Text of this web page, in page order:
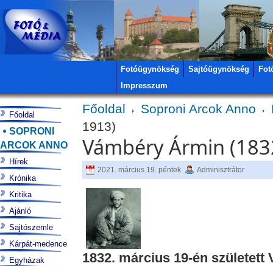
Fotóügynökség Sajtóügynökség
Impresszum
Főoldal Soproni Arcok Anno
1913)
Vámbéry Ármin
2021. március 19. péntek Adminisztrátor
1832. március 19-én
Főoldal
SOPRONI
ARCOK ANNO
Hírek
Krónika
Kritika
Ajánló
Sajtószemle
Kárpát-medence
Egyházak